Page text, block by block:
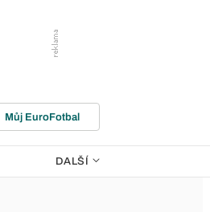
Můj EuroFotbal
DALŠÍ